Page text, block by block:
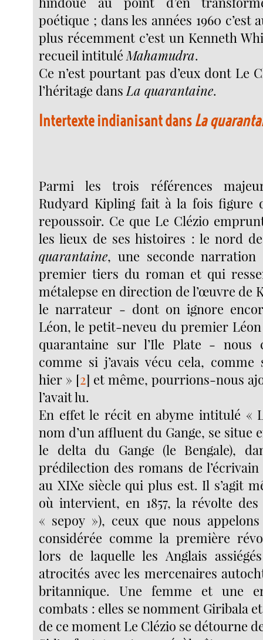
poétique ; dans les années 1960 c’est
plus récemment c’est un Kenneth
recueil intituléMahamudra.
Ce n’est pourtant pas d’eux dont Le
l’héritage dansLa quarantaine.
Intertexte indianisant dansLa
Parmi les trois références
Rudyard Kipling fait à la fois figure
repoussoir. Ce que Le Clézio
les lieux de ses histoires : le nord
quarantaine, une seconde narration
premier tiers du roman et qui
métalepse en direction de l’œuvre de
le narrateur - dont on ignore
Léon, le petit-neveu du premier
quarantaine sur l’Ile Plate - nous
comme si j’avais vécu cela, comme
hier » [2] et même, pourrions-nous
l’avait lu.
En effet le récit en abyme intitulé «
nom d’un affluent du Gange, se situe
le delta du Gange (le Bengale),
prédilection des romans de
au XIXe siècle qui plus est. Il s’agit
où intervient, en 1857, la révolte des
« sepoy »), ceux que nous
considérée comme la première
lors de laquelle les Anglais
atrocités avec les mercenaires
britannique. Une femme et une
combats : elles se nomment Giribala
de ce moment Le Clézio se détourne